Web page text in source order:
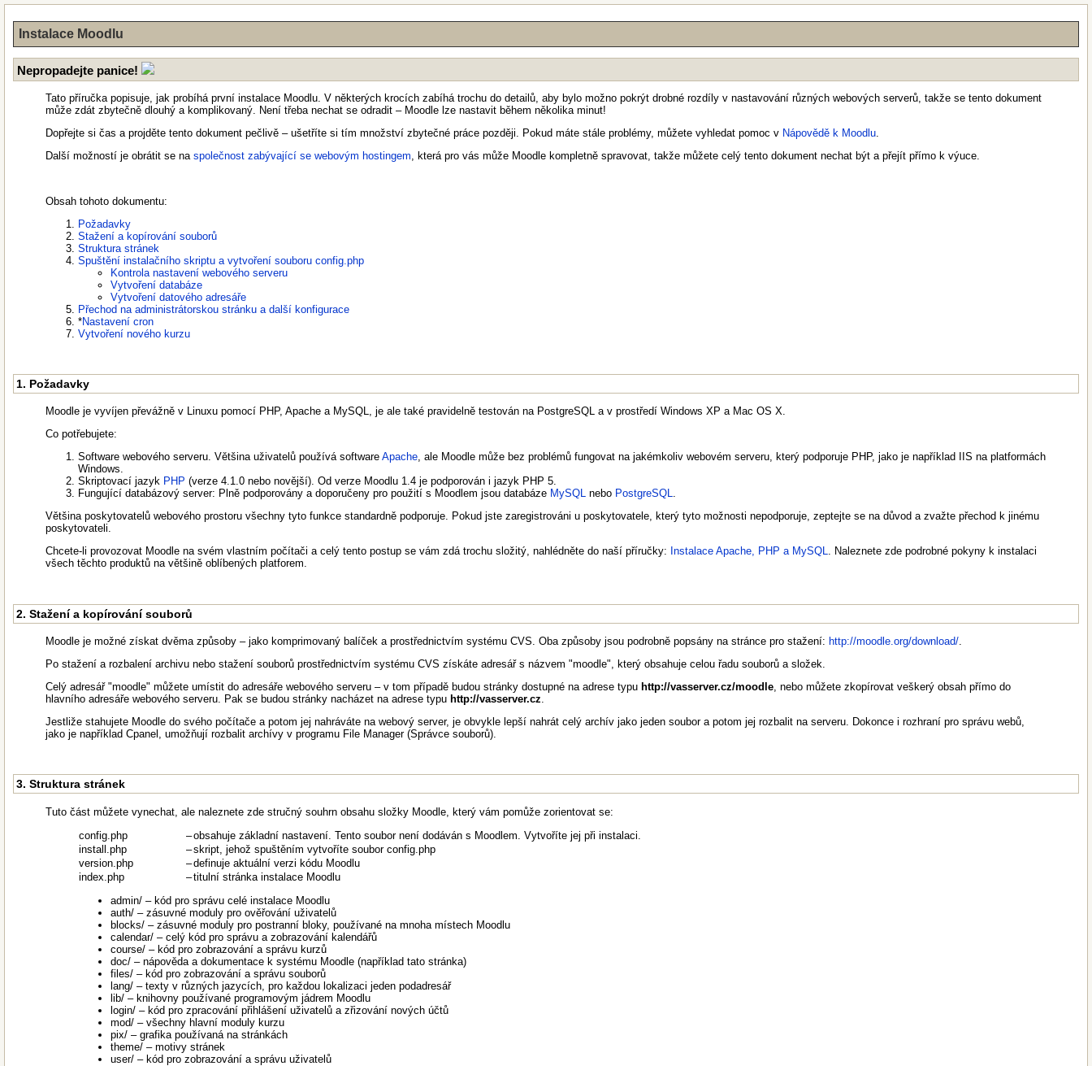
Instalace Moodlu
Nepropadejte panice!
Tato příručka popisuje, jak probíhá první instalace Moodlu. V některých krocích zabíhá trochu do detailů, aby bylo možno pokrýt drobné rozdíly v nastavování různých webových serverů, takže se tento dokument
může zdát zbytečně dlouhý a komplikovaný. Není třeba nechat se odradit – Moodle lze nastavit během několika minut!
Dopřejte si čas a projděte tento dokument pečlivě – ušetříte si tím množství zbytečné práce později. Pokud máte stále problémy, můžete vyhledat pomoc v Nápovědě k Moodlu
Další možností je obrátit se na společnost zabývající se webovým hostingem , která pro vás může Moodle kompletně spravovat, takže můžete celý tento dokument nechat být a přejít přímo k výuce.
Obsah tohoto dokumentu:
Požadavky
Stažení a kopírování souborů
Struktura stránek
Spuštění instalačního skriptu a vytvoření souboru config.php
Kontrola nastavení webového serveru
Vytvoření databáze
Vytvoření datového adresáře
Přechod na administrátorskou stránku a další konfigurace
*Nastavení cron
Vytvoření nového kurzu
1. Požadavky
Moodle je vyvíjen převážně v Linuxu pomocí PHP, Apache a MySQL, je ale také pravidelně testován na PostgreSQL a v prostředí Windows XP a Mac OS X.
Co potřebujete:
Software webového serveru. Většina uživatelů používá software Apache, ale Moodle může bez problémů fungovat na jakémkoliv webovém serveru, který podporuje PHP, jako je například IIS na platformách
Windows.
Skriptovací jazyk PHP (verze 4.1.0 nebo novější). Od verze Moodlu 1.4 je podporován i jazyk PHP 5.
Fungující databázový server: Plně podporovány a doporučeny pro použití s Moodlem jsou databáze MySQL nebo PostgreSQL.
Většina poskytovatelů webového prostoru všechny tyto funkce standardně podporuje. Pokud jste zaregistrováni u poskytovatele, který tyto možnosti nepodporuje, zeptejte se na důvod a zvažte přechod k jinému
poskytovateli.
Chcete-li provozovat Moodle na svém vlastním počítači a celý tento postup se vám zdá trochu složitý, nahlédněte do naší příručky: Instalace Apache, PHP a MySQL. Naleznete zde podrobné pokyny k instalaci
všech těchto produktů na většině oblíbených platforem.
2. Stažení a kopírování souborů
Moodle je možné získat dvěma způsoby – jako komprimovaný balíček a prostřednictvím systému CVS. Oba způsoby jsou podrobně popsány na stránce pro stažení: http://moodle.org/download/.
Po stažení a rozbalení archivu nebo stažení souborů prostřednictvím systému CVS získáte adresář s názvem "moodle", který obsahuje celou řadu souborů a složek.
Celý adresář "moodle" můžete umístit do adresáře webového serveru – v tom případě budou stránky dostupné na adrese typu http://vasserver.cz/moodle, nebo můžete zkopírovat veškerý obsah přímo do
hlavního adresáře webového serveru. Pak se budou stránky nacházet na adrese typu http://vasserver.cz.
Jestliže stahujete Moodle do svého počítače a potom jej nahráváte na webový server, je obvykle lepší nahrát celý archív jako jeden soubor a potom jej rozbalit na serveru. Dokonce i rozhraní pro správu webů,
jako je například Cpanel, umožňují rozbalit archívy v programu File Manager (Správce souborů).
3. Struktura stránek
Tuto část můžete vynechat, ale naleznete zde stručný souhrn obsahu složky Moodle, který vám pomůže zorientovat se:
config.php
–obsahuje základní nastavení. Tento soubor není dodáván s Moodlem. Vytvoříte jej při instalaci.
install.php
–skript, jehož spuštěním vytvoříte soubor config.php
version.php
–definuje aktuální verzi kódu Moodlu
index.php
–titulní stránka instalace Moodlu
admin/ – kód pro správu celé instalace Moodlu
auth/ – zásuvné moduly pro ověřování uživatelů
blocks/ – zásuvné moduly pro postranní bloky, používané na mnoha místech Moodlu
calendar/ – celý kód pro správu a zobrazování kalendářů
course/ – kód pro zobrazování a správu kurzů
doc/ – nápověda a dokumentace k systému Moodle (například tato stránka)
files/ – kód pro zobrazování a správu souborů
lang/ – texty v různých jazycích, pro každou lokalizaci jeden podadresář
lib/ – knihovny používané programovým jádrem Moodlu
login/ – kód pro zpracování přihlášení uživatelů a zřizování nových účtů
mod/ – všechny hlavní moduly kurzu
pix/ – grafika používaná na stránkách
theme/ – motivy stránek
user/ – kód pro zobrazování a správu uživatelů